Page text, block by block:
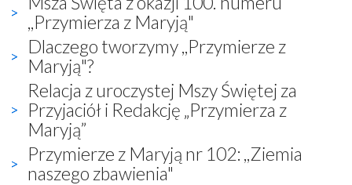
,,Przymierza z Maryją"
Dlaczego tworzymy ,,Przymierze z
Maryją"?
Relacja z uroczystej Mszy Świętej za
Przyjaciół i Redakcję „Przymierza z
Maryją”
Przymierze z Maryją nr 102: ,,Ziemia
naszego zbawienia"